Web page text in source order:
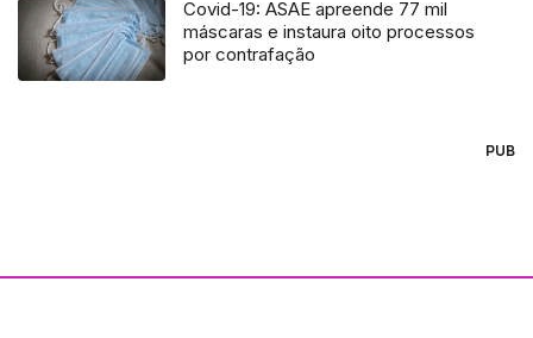
Covid-19: ASAE apreende 77 mil
máscaras e instaura oito processos
por contrafação
PUB